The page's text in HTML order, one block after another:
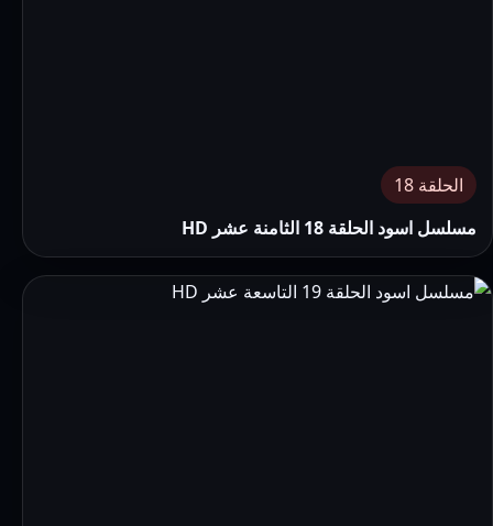
الحلقة 18
مسلسل اسود الحلقة 18 الثامنة عشر HD